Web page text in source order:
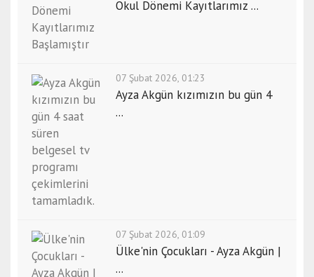
Okul Dönemi Kayıtlarımız ...
07 Şubat 2026, 01:23
Ayza Akgün kızımızın bu gün 4
...
07 Şubat 2026, 01:09
Ülke'nin Çocukları - Ayza Akgün |
...